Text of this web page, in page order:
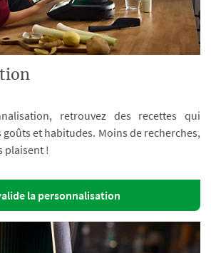
retrouvez des recettes qui
et habitudes. Moins de recherches,
plaisent !
la personnalisation